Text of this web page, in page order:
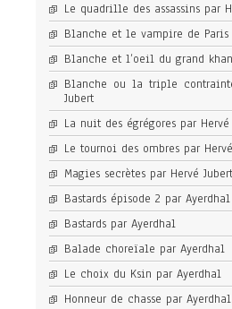
Le quadrille des assassins par
Blanche et le vampire de Paris
Blanche et l’oeil du grand
Blanche ou la triple
Jubert
La nuit des égrégores par Hervé
Le tournoi des ombres par
Magies secrètes par Hervé Jubert
Bastards épisode 2 par Ayerdhal
Bastards par Ayerdhal
Balade choreïale par Ayerdhal
Le choix du Ksin par Ayerdhal
Honneur de chasse par Ayerdhal